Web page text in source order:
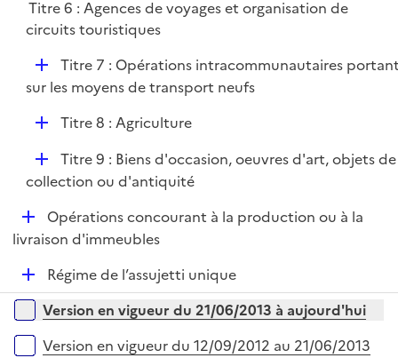
p
l
e
r
Titre 6 : Agences de voyages et organisation de
circuits touristiques
D
é
r
Titre 7 : Opérations intracommunautaires
sur les moyens de transport neufs
D
l
i
e
r
Titre 8 : Agriculture
D
é
l
i
e
r
Titre 9 : Biens d'occasion, oeuvres d'art, objets de
collection ou d'antiquité
D
é
e
r
Opérations concourant à la production ou à la
livraison d'immeubles
D
é
p
Régime de l’assujetti unique
Versions sur la période
Version en vigueur du 21/06/2013 à aujourd'hui
Version en vigueur du 12/09/2012 au 21/06/2013